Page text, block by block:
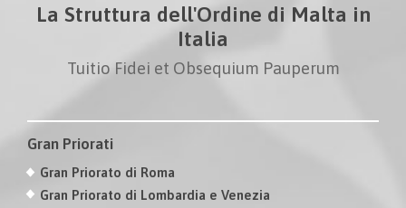
La Struttura dell'Ordine di Malta in
Italia
Tuitio Fidei et Obsequium Pauperum
Gran Priorati
Gran Priorato di Roma
Gran Priorato di Lombardia e Venezia